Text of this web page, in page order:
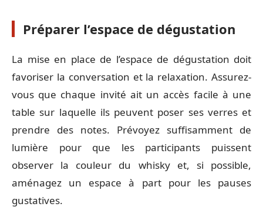
Préparer l’espace de dégustation
La mise en place de l’espace de dégustation doit
favoriser la conversation et la relaxation. Assurez-
vous que chaque invité ait un accès facile à une
table sur laquelle ils peuvent poser ses verres et
prendre des notes. Prévoyez suffisamment de
lumière pour que les participants puissent
observer la couleur du whisky et, si possible,
aménagez un espace à part pour les pauses
gustatives.